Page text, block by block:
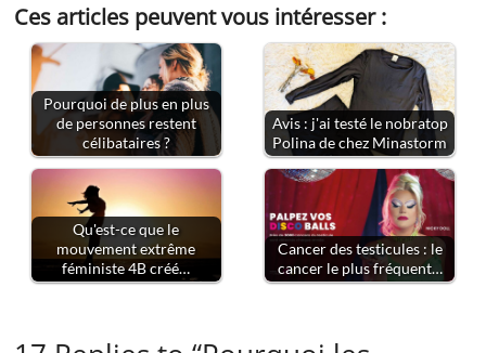
Ces articles peuvent vous intéresser :
Pourquoi de plus en plus
de personnes restent
célibataires ?
Avis : j'ai testé le nobratop
Polina de chez Minastorm
Qu'est-ce que le
mouvement extrême
féministe 4B créé…
Cancer des testicules : le
cancer le plus fréquent…